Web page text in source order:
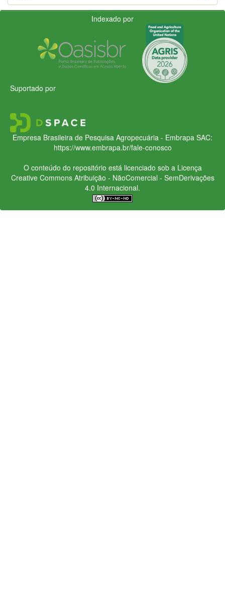
Indexado por
Suportado por
Empresa Brasileira de Pesquisa Agropecuária - Embrapa SAC:
https://www.embrapa.br/fale-conosco
O conteúdo do repositório está licenciado sob a Licença
Creative CommonsAtribuição - NãoComercial - SemDerivações
4.0 Internacional.